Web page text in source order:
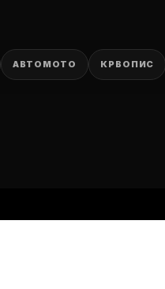
АВТОМОТО КРВОПИС